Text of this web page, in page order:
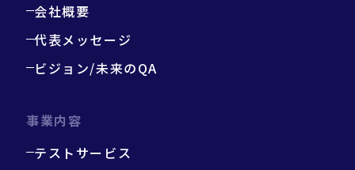
会社概要
代表メッセージ
ビジョン/未来のQA
事業内容
テストサービス